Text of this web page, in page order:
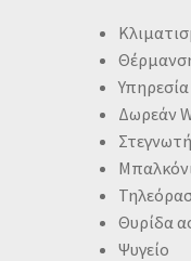
Δωρεάν
Θυρίδα
Ψυγείο